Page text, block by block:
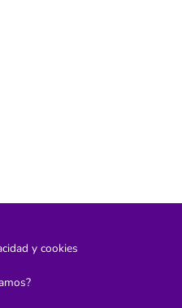
y cookies